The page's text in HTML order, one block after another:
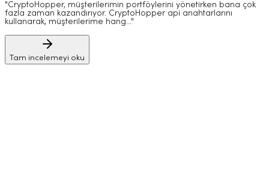
"CryptoHopper, müşterilerimin portföylerini yönetirken bana çok
fazla zaman kazandırıyor. CryptoHopper api anahtarlarını
kullanarak, müşterilerime hang..."
Tam incelemeyi oku